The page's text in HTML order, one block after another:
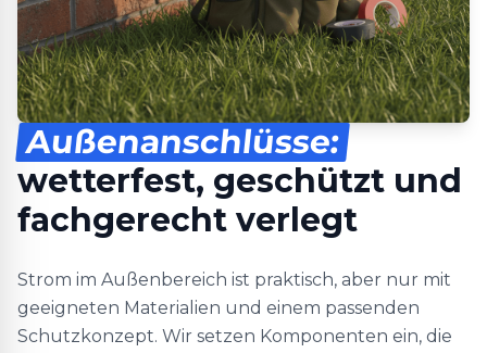
Außenanschlüsse:
wetterfest, geschützt und
fachgerecht verlegt
Strom im Außenbereich ist praktisch, aber nur mit
geeigneten Materialien und einem passenden
Schutzkonzept. Wir setzen Komponenten ein, die